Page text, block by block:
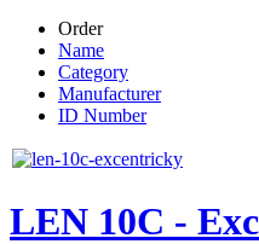
Order
Name
Category
Manufacturer
ID Number
LEN 10C -